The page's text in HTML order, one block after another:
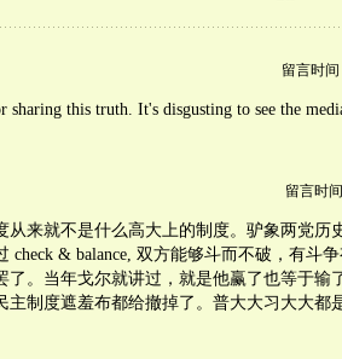
留言时间
sharing this truth. It's disgusting to see the
留言时
从来就不是什么高大上的制度。驴象两党历
check & balance, 双方能够斗而不破，有斗
了。当年戈尔就讲过，就是他赢了也等于输
主制度遮羞布都给撤掉了。普大大习大大都